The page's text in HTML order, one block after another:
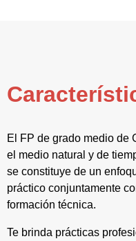
El FP de grado medio de
el medio natural y de
se constituye de un
práctico conjuntamente
formación técnica.
Te brinda prácticas